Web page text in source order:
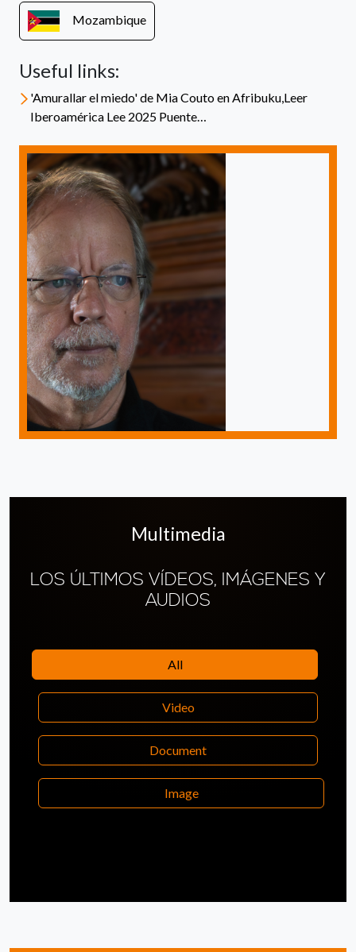
Mozambique
Useful links:
'Amurallar el miedo' de Mia Couto en Afribuku,Leer
Iberoamérica Lee 2025 Puente…
Multimedia
LOS ÚLTIMOS VÍDEOS, IMÁGENES Y
AUDIOS
All
Video
Document
Image